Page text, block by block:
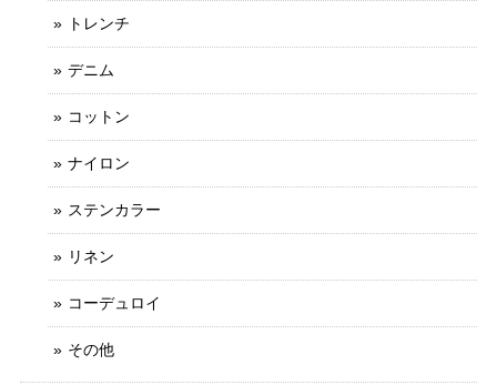
トレンチ
デニム
コットン
ナイロン
ステンカラー
リネン
コーデュロイ
その他